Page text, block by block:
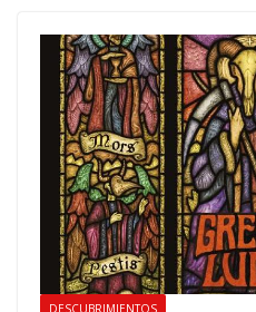
DESCUBRIMIENTOS